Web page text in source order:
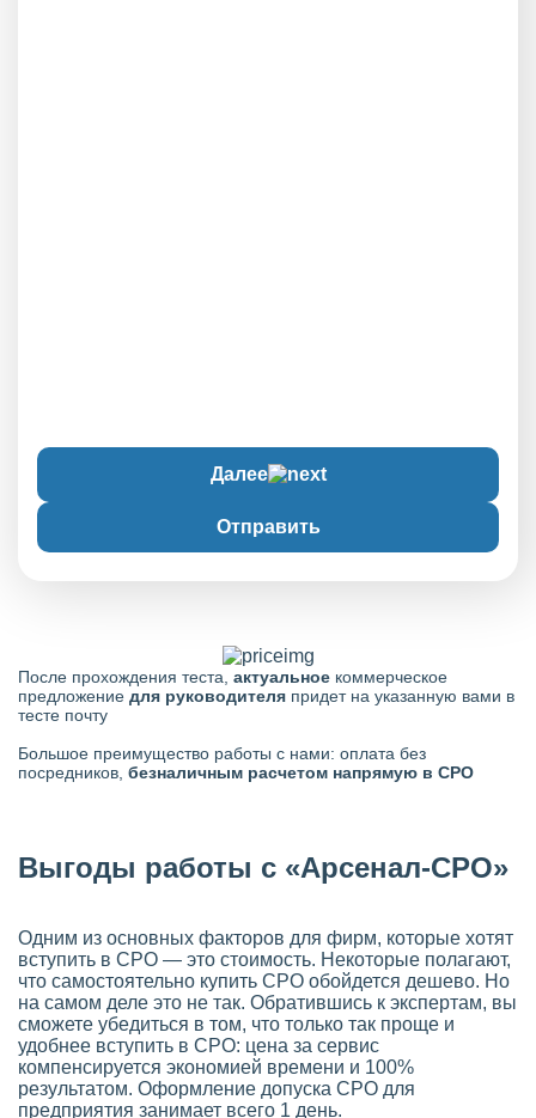
Далее
Отправить
После прохождения теста, актуальное коммерческое
предложение для руководителя придет на указанную вами в
тесте почту
Большое преимущество работы с нами: оплата без
посредников, безналичным расчетом напрямую в СРО
Выгоды работы с «Арсенал-СРО»
Одним из основных факторов для фирм, которые хотят
вступить в СРО — это стоимость. Некоторые полагают,
что самостоятельно купить СРО обойдется дешево. Но
на самом деле это не так. Обратившись к экспертам, вы
сможете убедиться в том, что только так проще и
удобнее вступить в СРО: цена за сервис
компенсируется экономией времени и 100%
результатом. Оформление допуска СРО для
предприятия занимает всего 1 день.